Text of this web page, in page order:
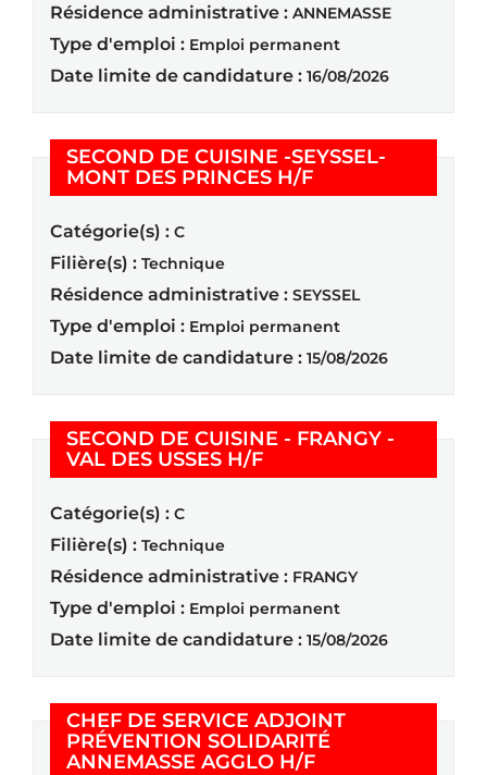
Résidence administrative : ANNEMASSE
Type d'emploi : Emploi permanent
Date limite de candidature : 16/08/2026
SECOND DE CUISINE -SEYSSEL-
MONT DES PRINCES H/F(Nouvelle
Catégorie(s) : C
Filière(s) : Technique
Résidence administrative : SEYSSEL
Type d'emploi : Emploi permanent
Date limite de candidature : 15/08/2026
SECOND DE CUISINE - FRANGY -
VAL DES USSES H/F(Nouvelle fenêtre)
Catégorie(s) : C
Filière(s) : Technique
Résidence administrative : FRANGY
Type d'emploi : Emploi permanent
Date limite de candidature : 15/08/2026
CHEF DE SERVICE ADJOINT
PRÉVENTION SOLIDARITÉ
ANNEMASSE AGGLO H/F(Nouvelle